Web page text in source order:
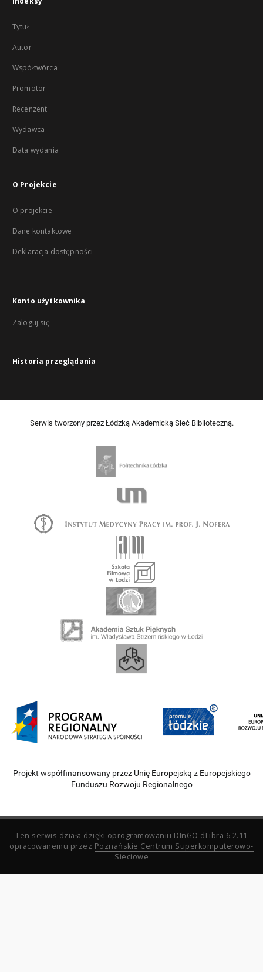
Tytuł
Autor
Współtwórca
Promotor
Recenzent
Wydawca
Data wydania
O Projekcie
O projekcie
Dane kontaktowe
Deklaracja dostępności
Konto użytkownika
Zaloguj się
Historia przeglądania
Serwis tworzony przez Łódzką Akademicką Sieć Biblioteczną.
Projekt współfinansowany przez Unię Europejską z Europejskiego
Funduszu Rozwoju Regionalnego
Ten serwis działa dzięki oprogramowaniu DInGO dLibra 6.2.11
opracowanemu przez Poznańskie Centrum Superkomputerowo-
Sieciowe